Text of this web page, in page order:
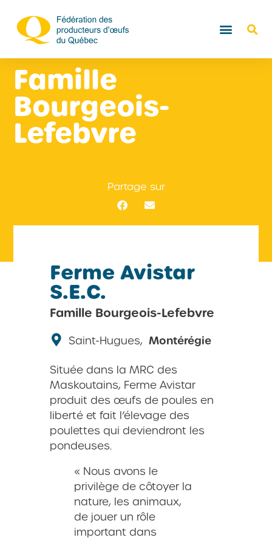
Famille
Bourgeois-
Lefebvre
Partage sur
Ferme Avistar
S.E.C.
Famille Bourgeois-Lefebvre
Saint-Hugues, Montérégie
Située dans la MRC des
Maskoutains, Ferme Avistar
produit des œufs de poules en
liberté et fait l’élevage des
poulettes qui deviendront les
pondeuses.
« Nous avons le
privilège de côtoyer la
nature, les animaux,
de jouer un rôle
important dans